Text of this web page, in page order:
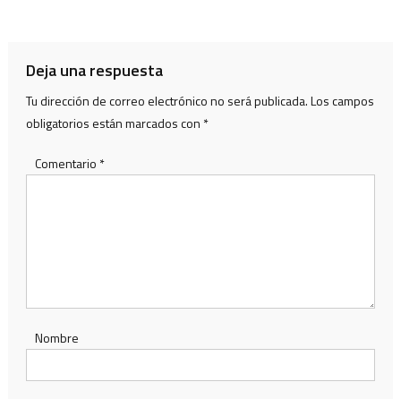
Deja una respuesta
Tu dirección de correo electrónico no será publicada.Los campos
obligatorios están marcados con *
Comentario *
Nombre